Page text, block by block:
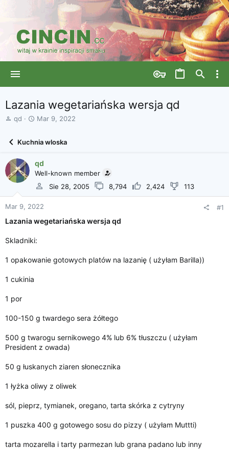
Lazania wegetariańska wersja qd
A
w
ą
t
qd
D
a
o
z
p
o
z
ę
i
Mar 9, 2022
Kuchnia wloska
qd
Well-known member
Sie 28, 2005
8,794 2,424 113
Mar 9, 2022 #1
Lazania wegetariańska wersja qd
Skladniki:
1 opakowanie gotowych platów na lazanię ( użyłam Barilla))
1 cukinia
1 por
100-150 g twardego sera żółtego
500 g twarogu sernikowego 4% lub 6% tłuszczu ( użyłam
President z owada)
50 g łuskanych ziaren słonecznika
1 łyżka oliwy z oliwek
sól, pieprz, tymianek, oregano, tarta skórka z cytryny
1 puszka 400 g gotowego sosu do pizzy ( użyłam Muttti)
tarta mozarella i tarty parmezan lub grana padano lub inny